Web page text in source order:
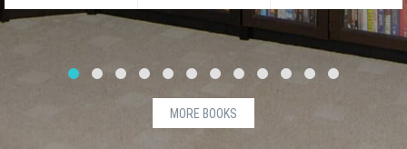
MORE BOOKS